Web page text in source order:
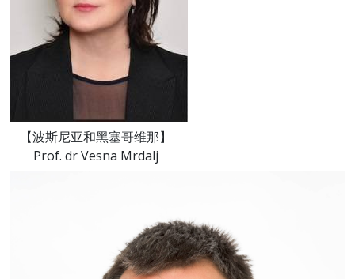
【波斯尼亚和黑塞哥维那】
Prof. dr Vesna Mrdalj